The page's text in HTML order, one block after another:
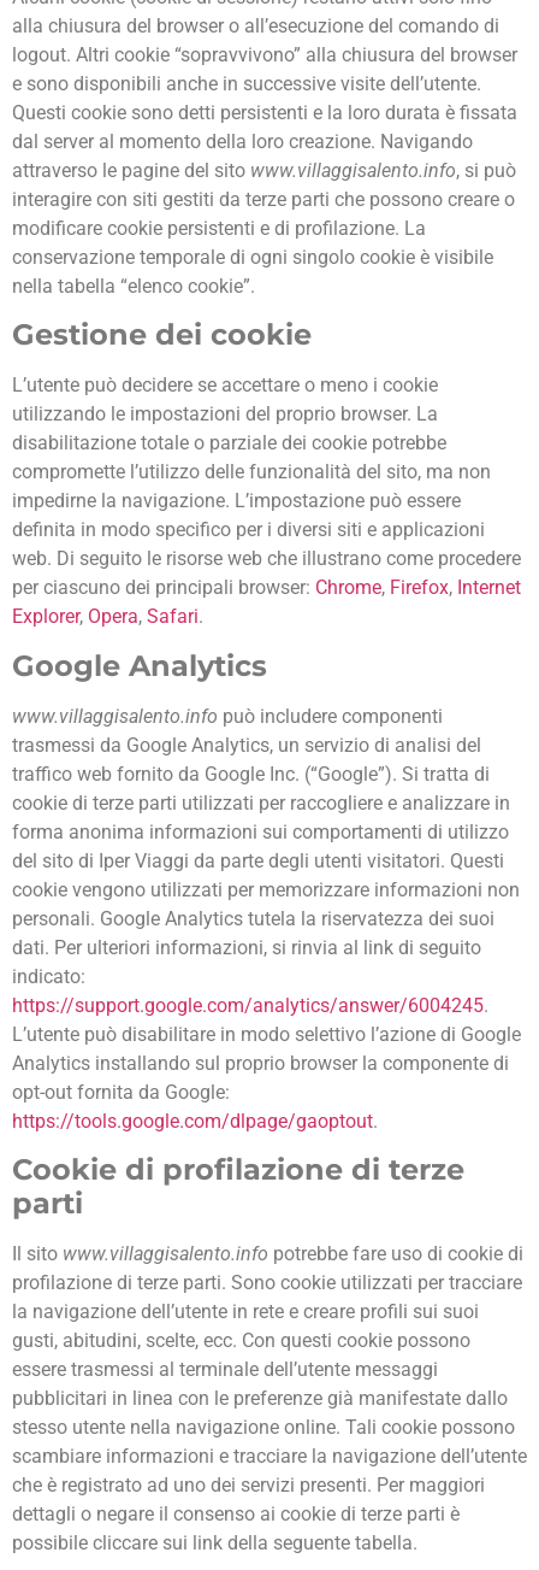
alla chiusura del browser o all’esecuzione del comando di
logout. Altri cookie “sopravvivono” alla chiusura del browser
e sono disponibili anche in successive visite dell’utente.
Questi cookie sono detti persistenti e la loro durata è fissata
dal server al momento della loro creazione. Navigando
attraverso le pagine del sito www.villaggisalento.info, si può
interagire con siti gestiti da terze parti che possono creare o
modificare cookie persistenti e di profilazione. La
conservazione temporale di ogni singolo cookie è visibile
nella tabella “elenco cookie”.
Gestione dei cookie
L’utente può decidere se accettare o meno i cookie
utilizzando le impostazioni del proprio browser. La
disabilitazione totale o parziale dei cookie potrebbe
compromette l’utilizzo delle funzionalità del sito, ma non
impedirne la navigazione. L’impostazione può essere
definita in modo specifico per i diversi siti e applicazioni
web. Di seguito le risorse web che illustrano come procedere
per ciascuno dei principali browser: Chrome, Firefox, Internet
Explorer, Opera, Safari.
Google Analytics
www.villaggisalento.info può includere componenti
trasmessi da Google Analytics, un servizio di analisi del
traffico web fornito da Google Inc. (“Google”). Si tratta di
cookie di terze parti utilizzati per raccogliere e analizzare in
forma anonima informazioni sui comportamenti di utilizzo
del sito di Iper Viaggi da parte degli utenti visitatori. Questi
cookie vengono utilizzati per memorizzare informazioni non
personali. Google Analytics tutela la riservatezza dei suoi
dati. Per ulteriori informazioni, si rinvia al link di seguito
indicato:
https://support.google.com/analytics/answer/6004245.
L’utente può disabilitare in modo selettivo l’azione di Google
Analytics installando sul proprio browser la componente di
opt-out fornita da Google:
https://tools.google.com/dlpage/gaoptout.
Cookie di profilazione di terze
parti
Il sito www.villaggisalento.info potrebbe fare uso di cookie di
profilazione di terze parti. Sono cookie utilizzati per tracciare
la navigazione dell’utente in rete e creare profili sui suoi
gusti, abitudini, scelte, ecc. Con questi cookie possono
essere trasmessi al terminale dell’utente messaggi
pubblicitari in linea con le preferenze già manifestate dallo
stesso utente nella navigazione online. Tali cookie possono
scambiare informazioni e tracciare la navigazione dell’utente
che è registrato ad uno dei servizi presenti. Per maggiori
dettagli o negare il consenso ai cookie di terze parti è
possibile cliccare sui link della seguente tabella.